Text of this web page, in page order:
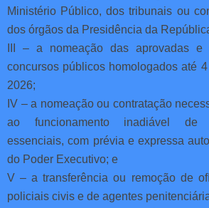
Ministério Público, dos tribunais ou
dos órgãos da Presidência da
III – a nomeação das aprovadas e
concursos públicos homologados até
2026;
IV – a nomeação ou contratação
ao funcionamento inadiável de
essenciais, com prévia e expressa
do Poder Executivo; e
V – a transferência ou remoção de
policiais civis e de agentes